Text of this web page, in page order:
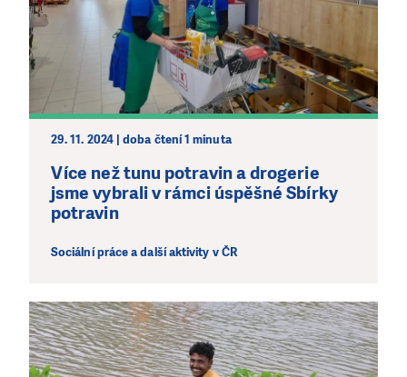
29. 11. 2024 | doba čtení 1 minuta
Více než tunu potravin a drogerie
jsme vybrali v rámci úspěšné Sbírky
potravin
Sociální práce a další aktivity v ČR